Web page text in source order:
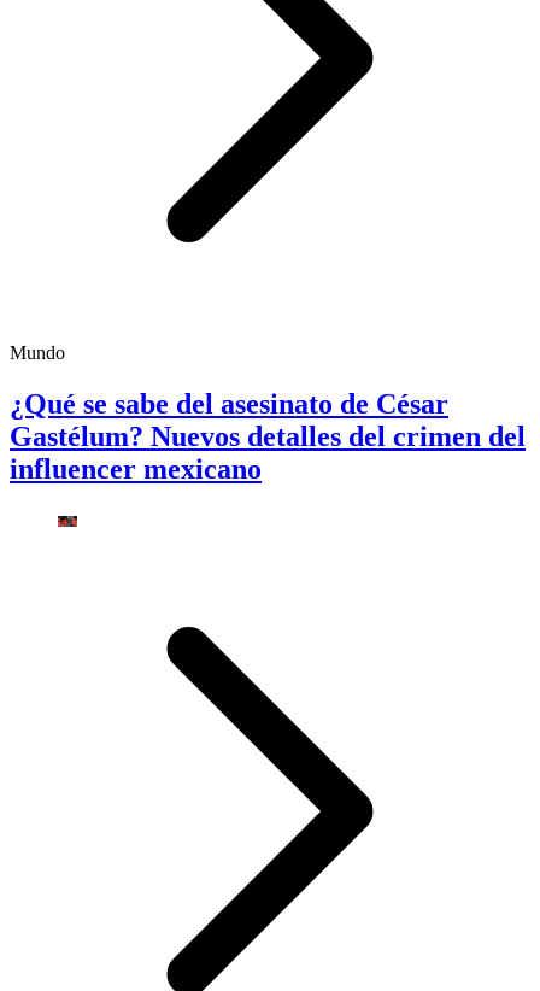
Mundo
¿Qué se sabe del asesinato de César
Gastélum? Nuevos detalles del crimen del
influencer mexicano